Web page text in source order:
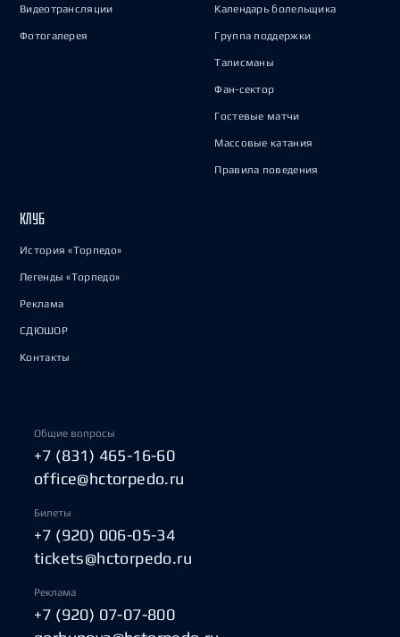
Видеотрансляции
Фотогалерея
Календарь болельщика
Группа поддержки
Талисманы
Фан-сектор
Гостевые матчи
Массовые катания
Правила поведения
КЛУБ
История «Торпедо»
Легенды «Торпедо»
Реклама
СДЮШОР
Контакты
Общие вопросы
+7 (831) 465-16-60
office@hctorpedo.ru
Билеты
+7 (920) 006-05-34
tickets@hctorpedo.ru
Реклама
+7 (920) 07-07-800